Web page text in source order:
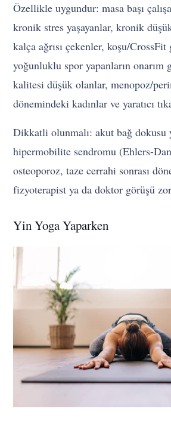
Özellikle uygundur: masa başı
kronik stres yaşayanlar, kronik
kalça ağrısı çekenler, koşu/
yoğunluklu spor yapanların onarım
kalitesi düşük olanlar, menopoz/
dönemindeki kadınlar ve yaratıcı
Dikkatli olunmalı: akut bağ dokusu
hipermobilite sendromu (Ehlers-
osteoporoz, taze cerrahi sonrası
fizyoterapist ya da doktor görüşü
Yin Yoga Yaparken